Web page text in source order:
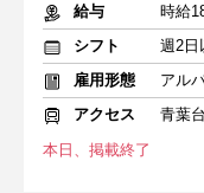
給与
時給
シフト
週2日
雇用形態
アル
アクセス
青葉
本日、掲載終了